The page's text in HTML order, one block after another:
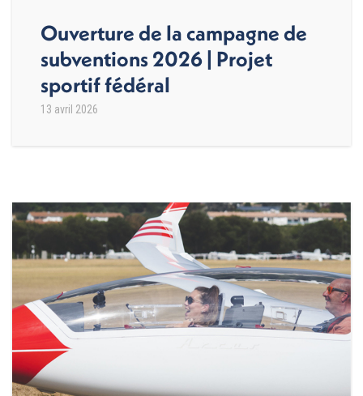
Ouverture de la campagne de
subventions 2026 | Projet
sportif fédéral
13 avril 2026